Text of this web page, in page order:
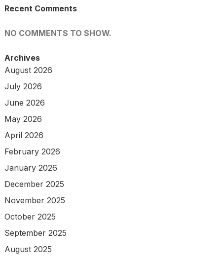
Recent Comments
NO COMMENTS TO SHOW.
Archives
August 2026
July 2026
June 2026
May 2026
April 2026
February 2026
January 2026
December 2025
November 2025
October 2025
September 2025
August 2025